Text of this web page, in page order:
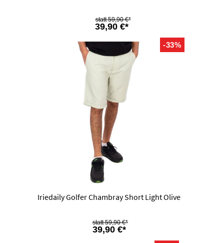
39,90 €*
59,90 €*
-33%
Iriedaily Golfer Chambray Short Light Olive
39,90 €*
59,90 €*